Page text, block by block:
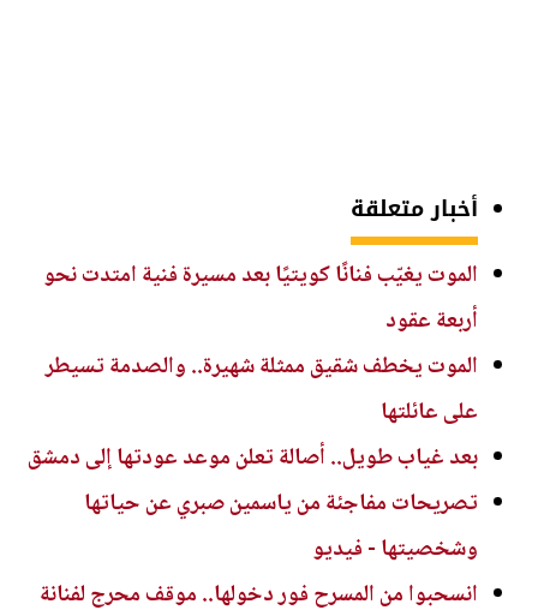
أخبار متعلقة
الموت يغيّب فنانًا كويتيًا بعد مسيرة فنية امتدت نحو
أربعة عقود
الموت يخطف شقيق ممثلة شهيرة.. والصدمة تسيطر
على عائلتها
بعد غياب طويل.. أصالة تعلن موعد عودتها إلى دمشق
تصريحات مفاجئة من ياسمين صبري عن حياتها
وشخصيتها - فيديو
انسحبوا من المسرح فور دخولها.. موقف محرج لفنانة